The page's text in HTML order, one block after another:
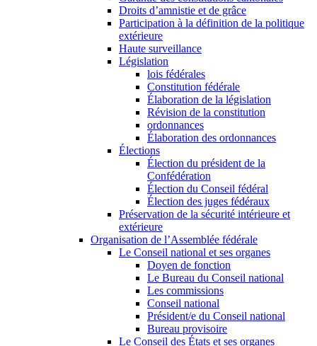
Droits d’amnistie et de grâce
Participation à la définition de la politique
extérieure
Haute surveillance
Législation
lois fédérales
Constitution fédérale
Élaboration de la législation
Révision de la constitution
ordonnances
Élaboration des ordonnances
Élections
Élection du président de la
Confédération
Élection du Conseil fédéral
Élection des juges fédéraux
Préservation de la sécurité intérieure et
extérieure
Organisation de l’Assemblée fédérale
Le Conseil national et ses organes
Doyen de fonction
Le Bureau du Conseil national
Les commissions
Conseil national
Président/e du Conseil national
Bureau provisoire
Le Conseil des États et ses organes